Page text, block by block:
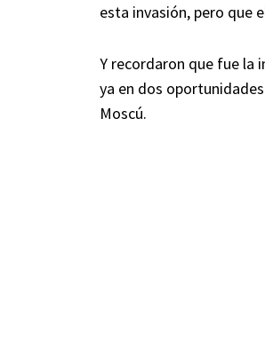
esta invasión, pero que
Y recordaron que fue la
ya en dos
Moscú.